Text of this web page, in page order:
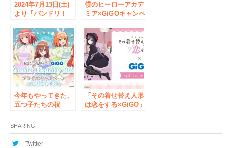
2024年7月13日(土)
より『バンドリ！
ティ！ ギーゴフェ
スタ 2024
Summer』が開催決
定！
僕のヒーローアカデ
ミア×GiGOキャンペ
せ 開催期間：2024
年9月21日（土）～
2024年10月27日
（日）
今年もやってきた、
五つ子たちの祝
の花嫁∽ × GiGO
Radiant Birthday
2024 開催のお知ら
「その着せ替え人形
は恋をする×GiGO」
SHARING
Twitter